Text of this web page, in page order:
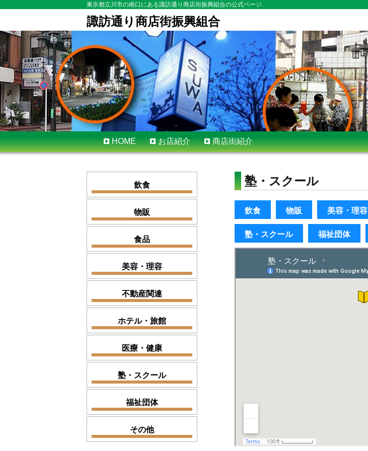
東京都立川市の南口にある諏訪通り商店街振興組合の公式ページ.
諏訪通り商店街振興組合
to
HOME お店紹介 商店街紹介
塾・スクール
飲食 物販 美容・理容
塾・スクール 福祉団体
飲食
物販
食品
美容・理容
不動産関連
ホテル・旅館
医療・健康
塾・スクール
福祉団体
その他